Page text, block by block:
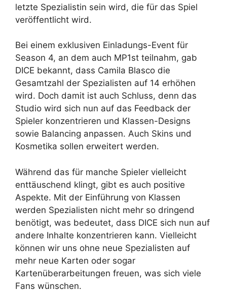
letzte Spezialistin sein wird, die für das Spiel
veröffentlicht wird.
Bei einem exklusiven Einladungs-Event für
Season 4, an dem auch MP1st teilnahm, gab
DICE bekannt, dass Camila Blasco die
Gesamtzahl der Spezialisten auf 14 erhöhen
wird. Doch damit ist auch Schluss, denn das
Studio wird sich nun auf das Feedback der
Spieler konzentrieren und Klassen-Designs
sowie Balancing anpassen. Auch Skins und
Kosmetika sollen erweitert werden.
Während das für manche Spieler vielleicht
enttäuschend klingt, gibt es auch positive
Aspekte. Mit der Einführung von Klassen
werden Spezialisten nicht mehr so dringend
benötigt, was bedeutet, dass DICE sich nun auf
andere Inhalte konzentrieren kann. Vielleicht
können wir uns ohne neue Spezialisten auf
mehr neue Karten oder sogar
Kartenüberarbeitungen freuen, was sich viele
Fans wünschen.